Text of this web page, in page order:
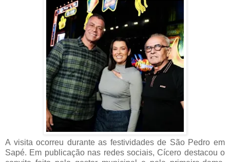
A visita ocorreu durante as festividades de São Pedro em
Sapé. Em publicação nas redes sociais, Cícero destacou o